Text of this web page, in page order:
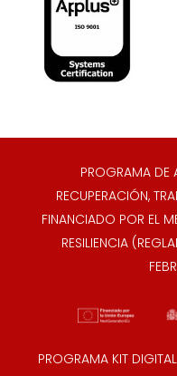
PROGRAMA DE
RECUPERACIÓN,
FINANCIADO POR EL
RESILIENCIA
PROGRAMA KIT